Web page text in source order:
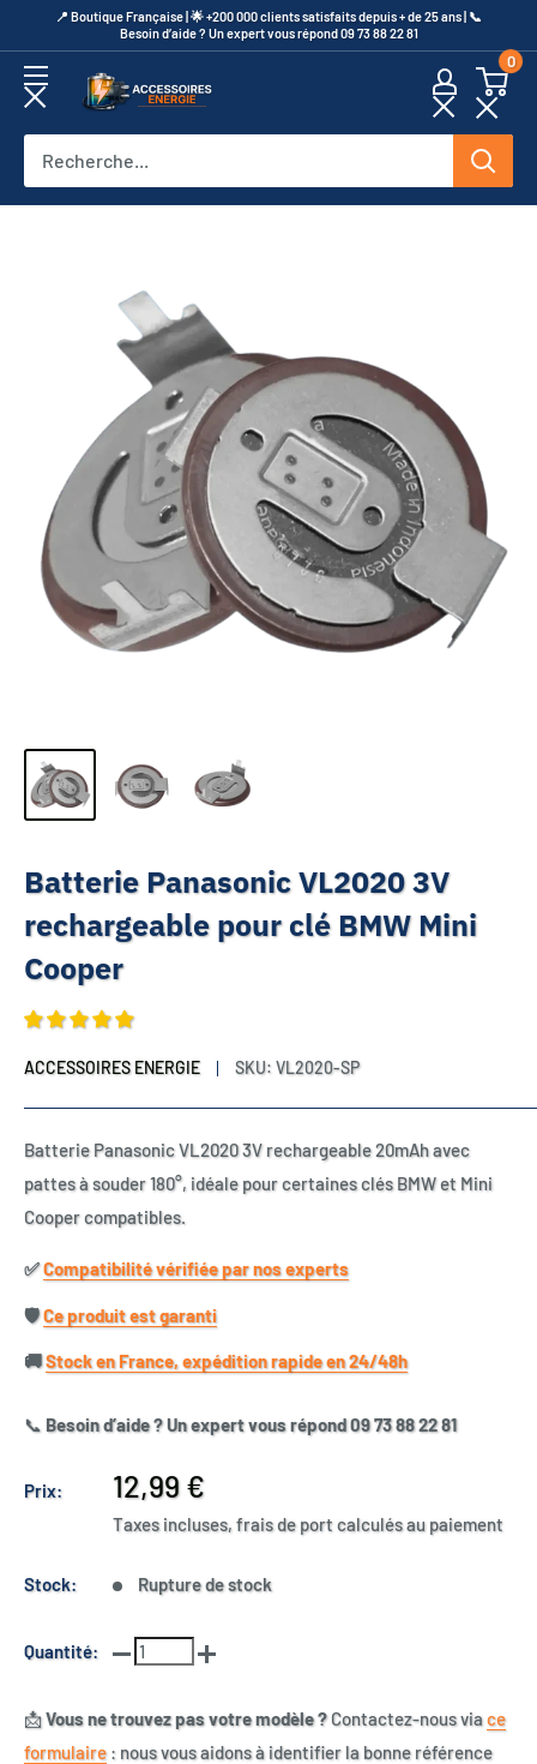
au
contenu
​📍​ Boutique Française | 🌟 +200 000 clients satisfaits depuis + de 25 ans | 📞​
Besoin d’aide ? Un expert vous répond 09 73 88 22 81
Accessoires
0
Batterie Panasonic VL2020 3V
rechargeable pour clé BMW Mini
Cooper
ACCESSOIRES ENERGIE SKU: VL2020-SP
Batterie Panasonic VL2020 3V rechargeable 20mAh avec
pattes à souder 180°, idéale pour certaines clés BMW et Mini
Cooper compatibles.
✅​Compatibilité vérifiée par nos experts
🛡️​Ce produit est garanti
🚚​Stock en France, expédition rapide en 24/48h
📞 Besoin d’aide ? Un expert vous répond 09 73 88 22 81
Prix:
Prix
réduit
12,99 €
Taxes incluses, frais de port calculés au paiement
Stock: Rupture de stock
Quantité:
📩Vous ne trouvez pas votre modèle ?Contactez-nous viace
formulaire : nous vous aidons à identifier la bonne référence